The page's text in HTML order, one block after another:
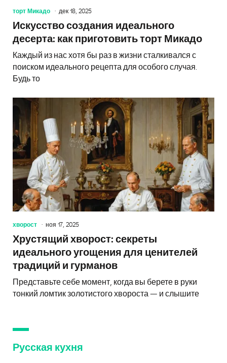
торт Микадо дек 18, 2025
Искусство создания идеального
десерта: как приготовить торт Микадо
Каждый из нас хотя бы раз в жизни сталкивался с
поиском идеального рецепта для особого случая.
Будь то
хворост ноя 17, 2025
Хрустящий хворост: секреты
идеального угощения для ценителей
традиций и гурманов
Представьте себе момент, когда вы берете в руки
тонкий ломтик золотистого хвороста — и слышите
Русская кухня